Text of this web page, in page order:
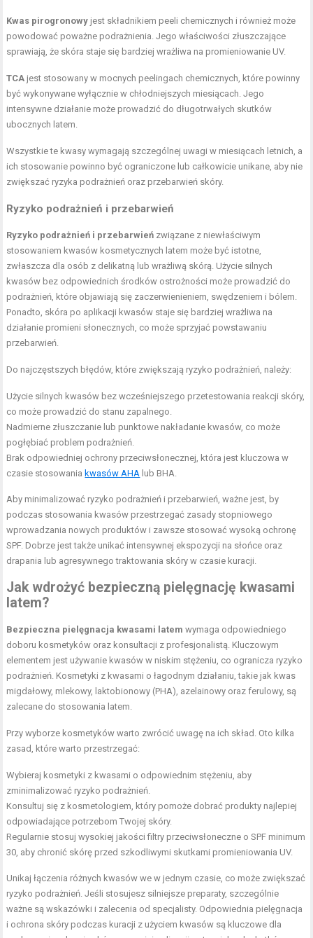
Kwas pirogronowy jest składnikiem peeli chemicznych i również może
powodować poważne podrażnienia. Jego właściwości złuszczające
sprawiają, że skóra staje się bardziej wrażliwa na promieniowanie UV.
TCA jest stosowany w mocnych peelingach chemicznych, które powinny
być wykonywane wyłącznie w chłodniejszych miesiącach. Jego
intensywne działanie może prowadzić do długotrwałych skutków
ubocznych latem.
Wszystkie te kwasy wymagają szczególnej uwagi w miesiącach letnich, a
ich stosowanie powinno być ograniczone lub całkowicie unikane, aby nie
zwiększać ryzyka podrażnień oraz przebarwień skóry.
Ryzyko podrażnień i przebarwień
Ryzyko podrażnień i przebarwień związane z niewłaściwym
stosowaniem kwasów kosmetycznych latem może być istotne,
zwłaszcza dla osób z delikatną lub wrażliwą skórą. Użycie silnych
kwasów bez odpowiednich środków ostrożności może prowadzić do
podrażnień, które objawiają się zaczerwienieniem, swędzeniem i bólem.
Ponadto, skóra po aplikacji kwasów staje się bardziej wrażliwa na
działanie promieni słonecznych, co może sprzyjać powstawaniu
przebarwień.
Do najczęstszych błędów, które zwiększają ryzyko podrażnień, należy:
Użycie silnych kwasów bez wcześniejszego przetestowania reakcji skóry,
co może prowadzić do stanu zapalnego.
Nadmierne złuszczanie lub punktowe nakładanie kwasów, co może
pogłębiać problem podrażnień.
Brak odpowiedniej ochrony przeciwsłonecznej, która jest kluczowa w
czasie stosowania kwasów AHA lub BHA.
Aby minimalizować ryzyko podrażnień i przebarwień, ważne jest, by
podczas stosowania kwasów przestrzegać zasady stopniowego
wprowadzania nowych produktów i zawsze stosować wysoką ochronę
SPF. Dobrze jest także unikać intensywnej ekspozycji na słońce oraz
drapania lub agresywnego traktowania skóry w czasie kuracji.
Jak wdrożyć bezpieczną pielęgnację kwasami
latem?
Bezpieczna pielęgnacja kwasami latem wymaga odpowiedniego
doboru kosmetyków oraz konsultacji z profesjonalistą. Kluczowym
elementem jest używanie kwasów w niskim stężeniu, co ogranicza ryzyko
podrażnień. Kosmetyki z kwasami o łagodnym działaniu, takie jak kwas
migdałowy, mlekowy, laktobionowy (PHA), azelainowy oraz ferulowy, są
zalecane do stosowania latem.
Przy wyborze kosmetyków warto zwrócić uwagę na ich skład. Oto kilka
zasad, które warto przestrzegać:
Wybieraj kosmetyki z kwasami o odpowiednim stężeniu, aby
zminimalizować ryzyko podrażnień.
Konsultuj się z kosmetologiem, który pomoże dobrać produkty najlepiej
odpowiadające potrzebom Twojej skóry.
Regularnie stosuj wysokiej jakości filtry przeciwsłoneczne o SPF minimum
30, aby chronić skórę przed szkodliwymi skutkami promieniowania UV.
Unikaj łączenia różnych kwasów we w jednym czasie, co może zwiększać
ryzyko podrażnień. Jeśli stosujesz silniejsze preparaty, szczególnie
ważne są wskazówki i zalecenia od specjalisty. Odpowiednia pielęgnacja
i ochrona skóry podczas kuracji z użyciem kwasów są kluczowe dla